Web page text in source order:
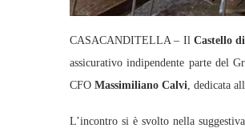
CASACANDITELLA – IlCastello
assicurativo indipendente parte del
CFO Massimiliano Calvi , dedicata
L’incontro si è svolto nella